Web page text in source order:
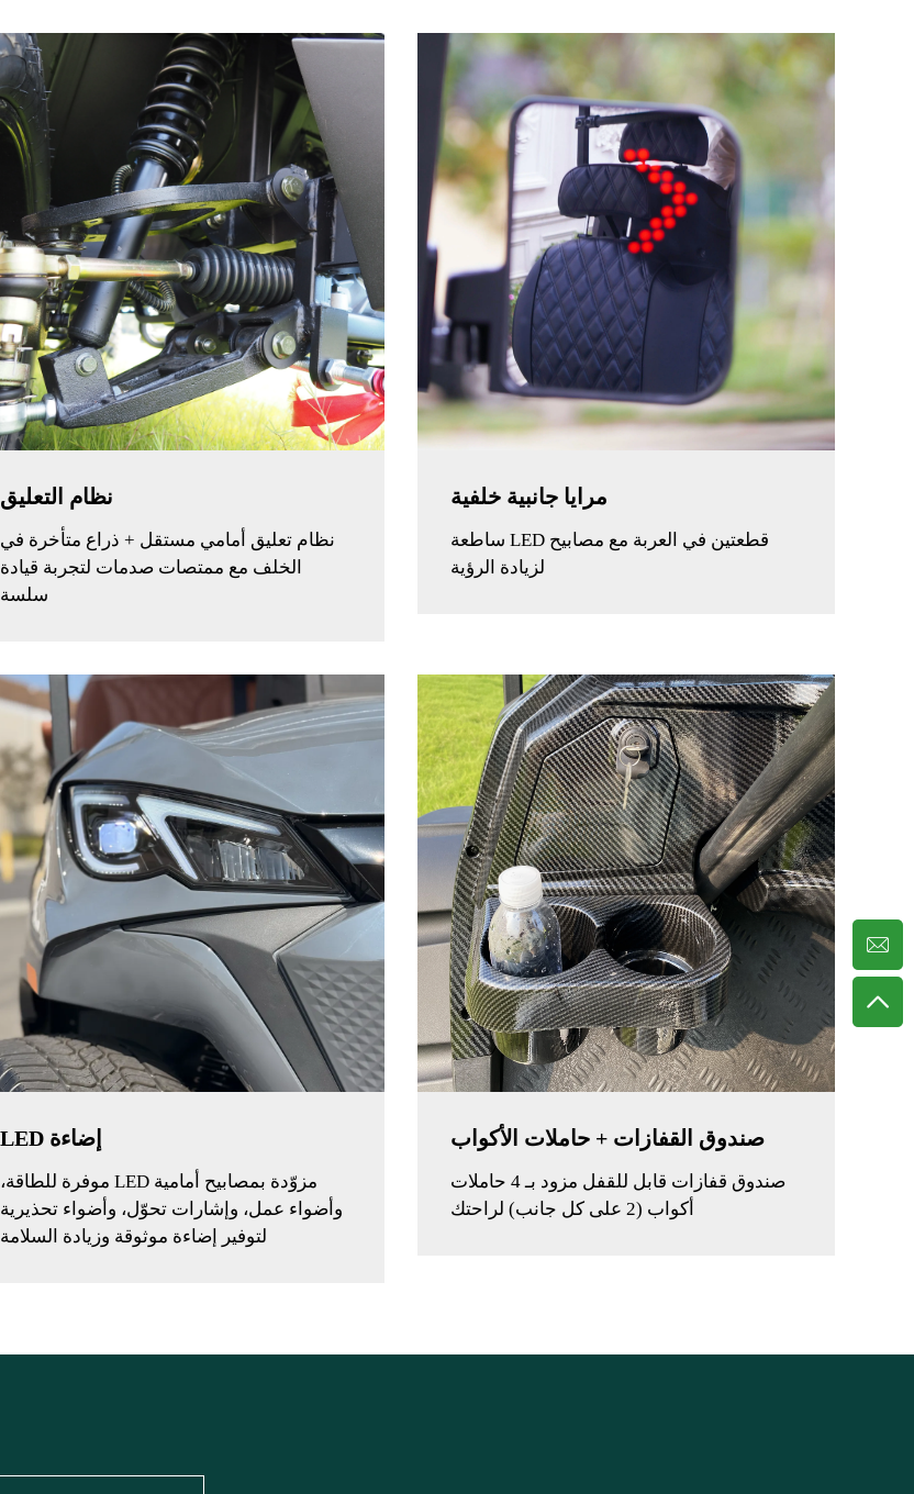
مرايا جانبية خلفية
قطعتين في العربة مع مصابيح LED ساطعة
لزيادة الرؤية
نظام التعليق
نظام تعليق أمامي مستقل + ذراع متأخرة في
الخلف مع ممتصات صدمات لتجربة قيادة
سلسة
صندوق القفازات + حاملات الأكواب
صندوق قفازات قابل للقفل مزود بـ 4 حاملات
أكواب (2 على كل جانب) لراحتك
إضاءة LED
مزوّدة بمصابيح أمامية LED موفرة للطاقة،
وأضواء عمل، وإشارات تحوّل، وأضواء تحذيرية
لتوفير إضاءة موثوقة وزيادة السلامة